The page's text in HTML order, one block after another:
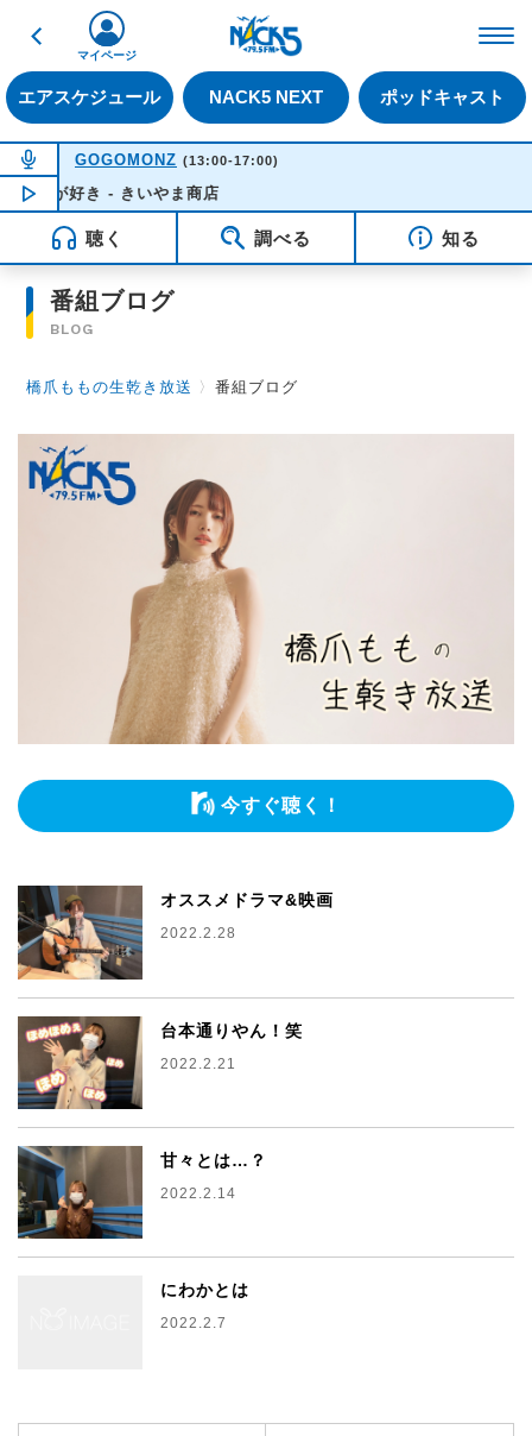
戻る
エアスケジュール NACK5 NEXT ポッドキャスト
マイページ
NOW ON AIR
GOGOMONZ (13:00-17:00)
NOW PLAYING15:57
島が好き - きいやま商店
聴く 調べる 知る
番組ブログ
BLOG
橋爪ももの生乾き放送 〉番組ブログ
今すぐ聴く！
オススメドラマ&映画
2022.2.28
台本通りやん！笑
2022.2.21
甘々とは…？
2022.2.14
にわかとは
2022.2.7